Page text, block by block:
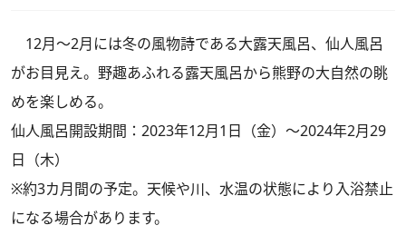
12月～2月には冬の風物詩である大露天風呂、仙人風呂
がお目見え。野趣あふれる露天風呂から熊野の大自然の眺
めを楽しめる。
仙人風呂開設期間：2023年12月1日（金）～2024年2月29
日（木）
※約3カ月間の予定。天候や川、水温の状態により入浴禁止
になる場合があります。